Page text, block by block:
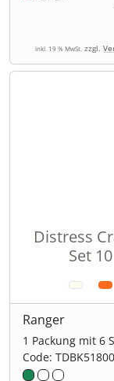
inkl. 19 % MwSt. zzgl.
Distress
Set 10
Ranger
1 Packung mit 6
Code: TDBK51800